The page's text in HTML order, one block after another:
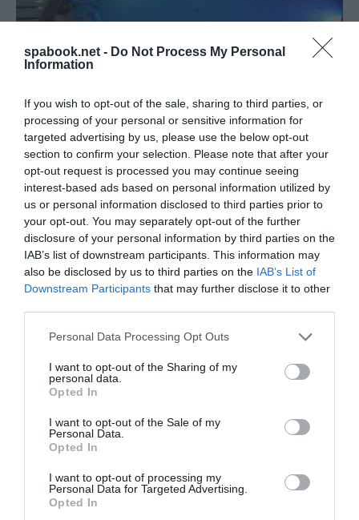
spabook.net - Do Not Process My Personal
Information
If you wish to opt-out of the sale, sharing to third parties, or
processing of your personal or sensitive information for
targeted advertising by us, please use the below opt-out
section to confirm your selection. Please note that after your
opt-out request is processed you may continue seeing
interest-based ads based on personal information utilized by
us or personal information disclosed to third parties prior to
your opt-out. You may separately opt-out of the further
disclosure of your personal information by third parties on the
IAB’s list of downstream participants. This information may
also be disclosed by us to third parties on the IAB’s List of
Downstream Participants that may further disclose it to other
Please note that this website/app uses one or more Google
not limited to your visit or usage behaviour. You may click to
grant or deny consent to Google and its third-party tags to
use your data for below specified purposes in below Google
consent section.
Personal Data Processing Opt Outs
I want to opt-out of the Sharing of my
personal data.
Opted In
I want to opt-out of the Sale of my
Personal Data.
Opted In
I want to opt-out of processing my
Personal Data for Targeted Advertising.
Opted In
Aleglátogatottabb fürdőa Széchenyi Gyógyfürdő
lett:1,8 millióvendég ázott a legendás fürdő
gyógyvizében, ami az összes többi, BGYH Zrt. által
üzemeltetett fürdő összforgalmának több, mint
35%-át teszi ki. 2019 egyik nagy pillanata volt,
amikor ősszel hosszúriportot készítetta Good
Morning America! 5 milliós nézettségű reggeli show-
műsora a 2019 őszén bemutatott Gemini Man
főszereplőjével,Will Smith-szel, aki ellátogatott a
Széchenyi Fürdőbe. A filmet 2018-ban forgatták
szeretett fővárosunkban, részben a Széchenyi
Büszke vagyok rá, hogy az év során a világ minden
munkatárs között Mr Spabook is megtisztelő helyet
kapott és több alkalommal is
fejlesztésekről. Öröm és büszkeség volt
visszajelzéseket kapni arról, hogy az ajánlóktól